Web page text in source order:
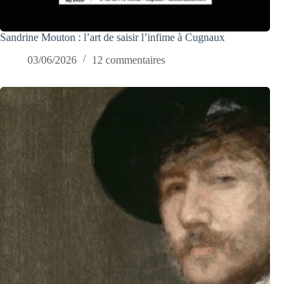
Sandrine Mouton : l’art de saisir l’infime à Cugnaux
03/06/2026
12 commentaires